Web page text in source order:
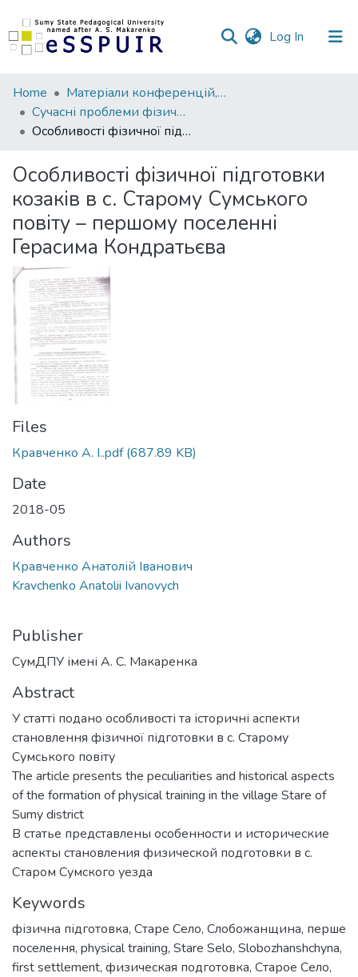
Log In (current)
Communities
&
Collections
Statistics
Home
Матеріали конференцій, семінарів, читань
Сучасні проблеми фізичного виховання і спорту різних груп населення
Особливості фізичної підготовки козаків в с. Старому Сумського повіту – першому поселенні Герасима Кондратьєва
Особливості фізичної підготовки
козаків в с. Старому Сумського
повіту – першому поселенні
Герасима Кондратьєва
Files
Кравченко А. І..pdf(687.89 KB)
Date
2018-05
Authors
Кравченко Анатолій Іванович
Kravchenko Anatolii Ivanovych
Publisher
СумДПУ імені А. С. Макаренка
Abstract
У статті подано особливості та історичні аспекти
становлення фізичної підготовки в с. Старому
Сумського повіту
The article presents the peculiarities and historical aspects
of the formation of physical training in the village Stare of
Sumy district
В статье представлены особенности и исторические
аспекты становления физической подготовки в с.
Старом Сумского уезда
Keywords
фізична підготовка, Старе Село, Слобожанщина, перше
поселення, physical training, Stare Selo, Slobozhanshchyna,
first settlement, физическая подготовка, Старое Село,